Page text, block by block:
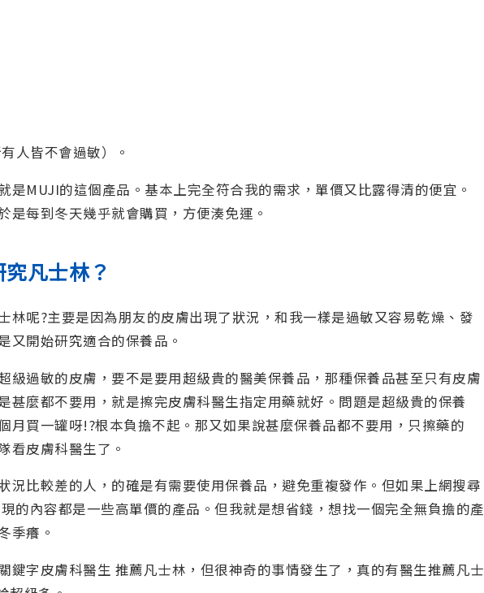
人皆不會過敏）。
是MUJI的這個產品。基本上完全符合我的需求，單價又比露得清的便宜。
是每到冬天幾乎就會購買，方便湊免運。
凡士林？
林呢?主要是因為朋友的皮膚出現了狀況，和我一樣是過敏又容易乾燥、發
又開始研究適合的保養品。
級過敏的皮膚，要不是要用超級貴的醫美保養品，那種保養品甚至只有皮膚
甚麼都不要用，就是擦完皮膚科醫生指定用藥就好。問題是超級貴的保養
月買一罐呀!?根本負擔不起。那又如果說甚麼保養品都不要用，只擦藥的
看皮膚科醫生了。
況比較差的人，的確是有需要使用保養品，避免重複發作。但如果上網搜尋
的內容都是一些高單價的產品。但我就是想省錢，想找一個完全無負擔的產
季癢。
鍵字皮膚科醫生 推薦凡士林，但很神奇的事情發生了，真的有醫生推薦凡士